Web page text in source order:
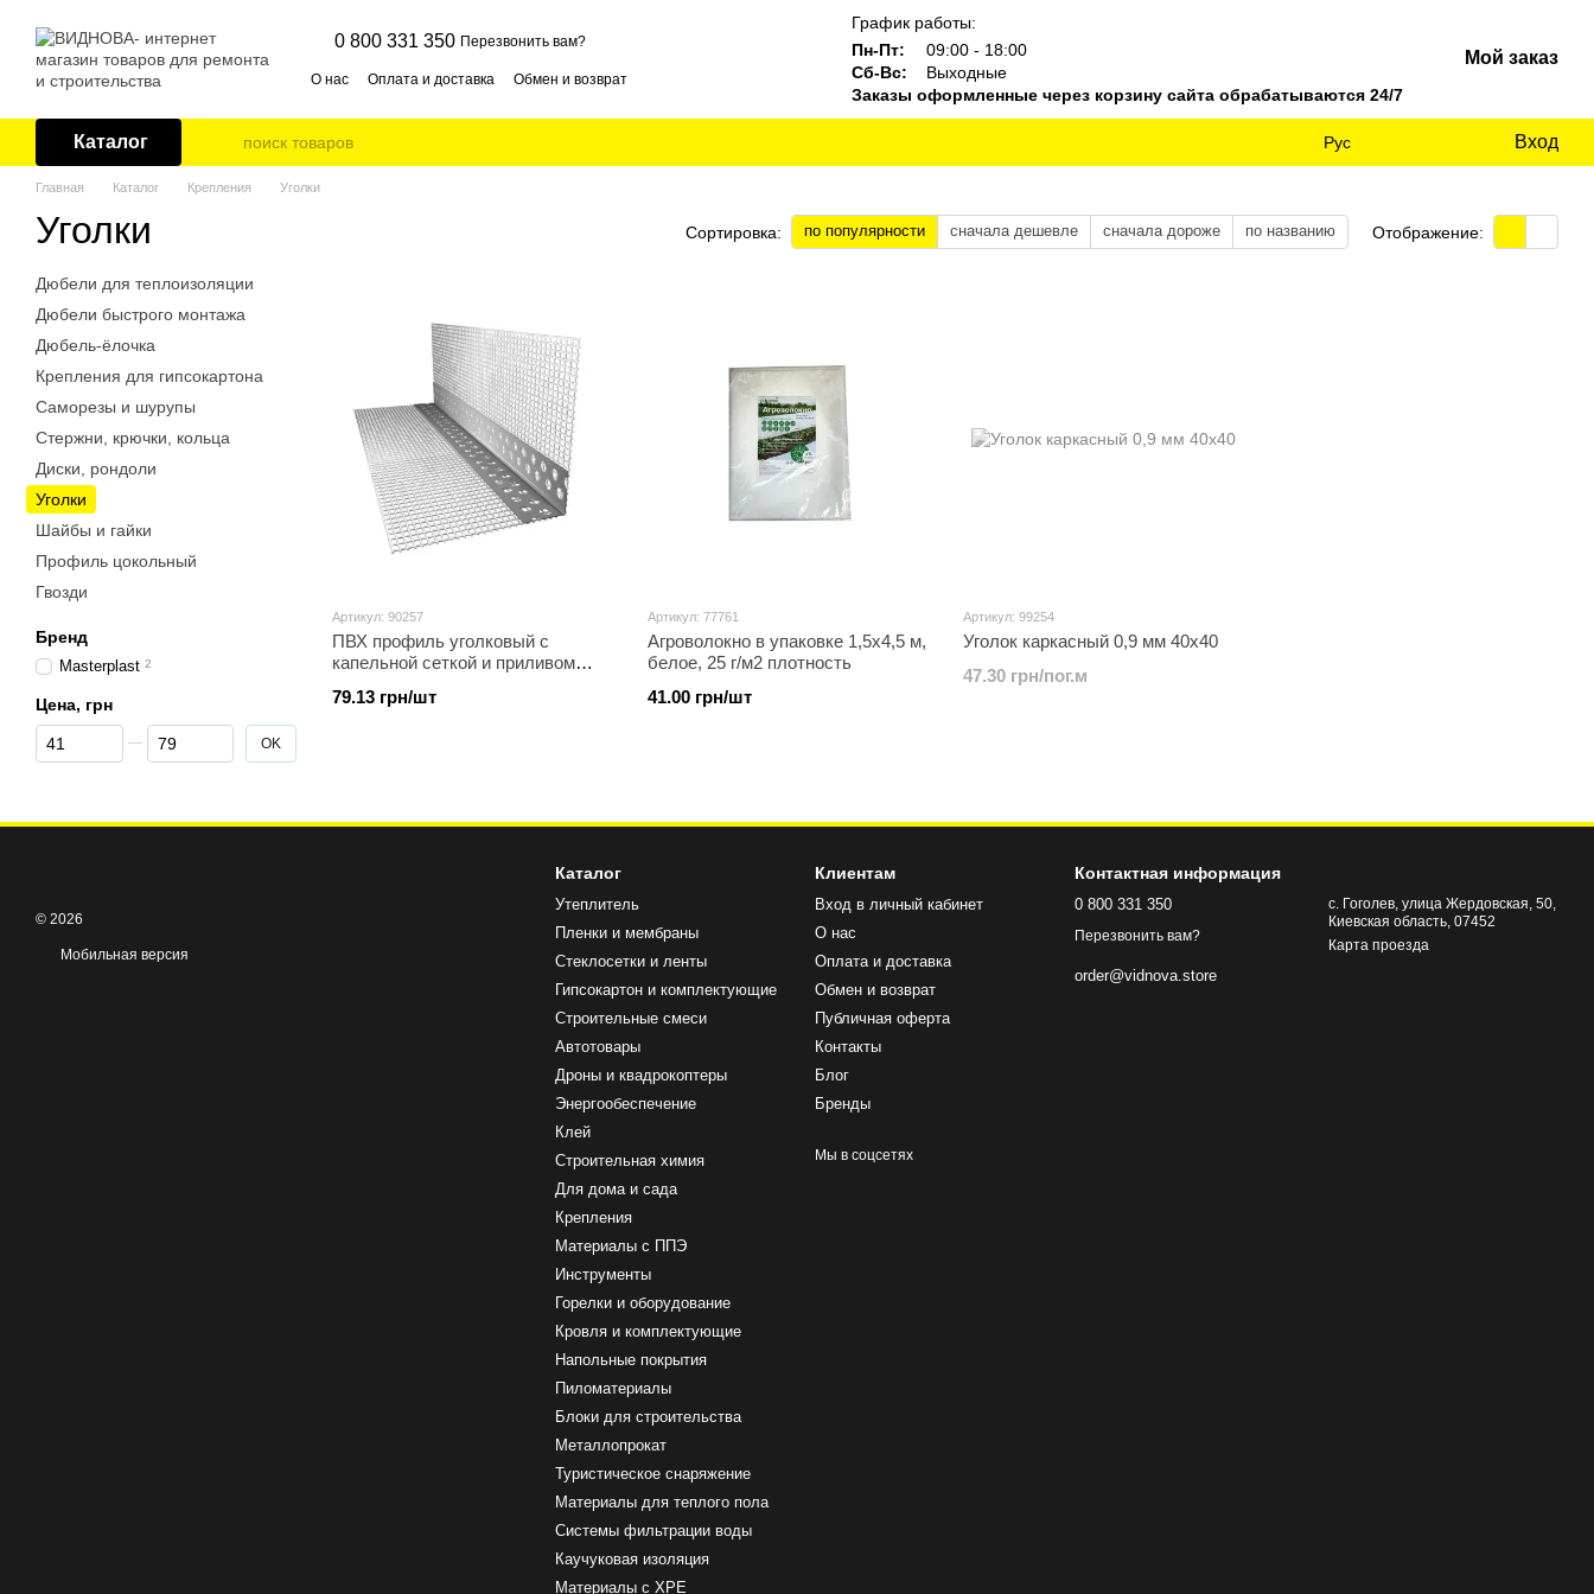
0 800 331 350 Перезвонить вам?
О нас Оплата и доставка
Обмен и возврат
График работы:
Пн-Пт:
09:00 - 18:00
Сб-Вс:
Выходные
Заказы оформленные через корзину сайта обрабатываются 24/7
Мой заказ
Каталог Рус Вход
Главная Каталог Крепления Уголки
Уголки Сортировка: по популярности сначала дешевле сначала дороже по названию Отображение:
Артикул: 90257
ПВХ профиль уголковый с
капельной сеткой и приливом
2,5м
79.13 грн/шт
Артикул: 77761
Агроволокно в упаковке 1,5х4,5 м,
белое, 25 г/м2 плотность
41.00 грн/шт
Артикул: 99254
Уголок каркасный 0,9 мм 40х40
47.30 грн/пог.м
Дюбели для теплоизоляции
Дюбели быстрого монтажа
Дюбель-ёлочка
Крепления для гипсокартона
Саморезы и шурупы
Стержни, крючки, кольца
Диски, рондоли
Уголки
Шайбы и гайки
Профиль цокольный
Гвозди
Бренд
Masterplast 2
Цена, грн
От Цена, грн
До Цена, грн OK
© 2026
Мобильная версия
Каталог
Утеплитель
Пленки и мембраны
Стеклосетки и ленты
Гипсокартон и комплектующие
Строительные смеси
Автотовары
Дроны и квадрокоптеры
Энергообеспечение
Клей
Строительная химия
Для дома и сада
Крепления
Материалы с ППЭ
Инструменты
Горелки и оборудование
Кровля и комплектующие
Напольные покрытия
Пиломатериалы
Блоки для строительства
Металлопрокат
Туристическое снаряжение
Материалы для теплого пола
Системы фильтрации воды
Каучуковая изоляция
Материалы с ХРЕ
Клиентам
Вход в личный кабинет
О нас
Оплата и доставка
Обмен и возврат
Публичная оферта
Контакты
Блог
Бренды
Мы в соцсетях
Контактная информация
0 800 331 350
Перезвонить вам?
order@vidnova.store
с. Гоголев, улица Жердовская, 50,
Киевская область, 07452
Карта проезда